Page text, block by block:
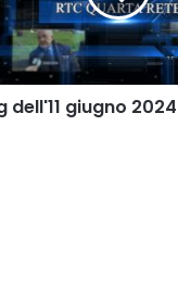
dell'11 giugno